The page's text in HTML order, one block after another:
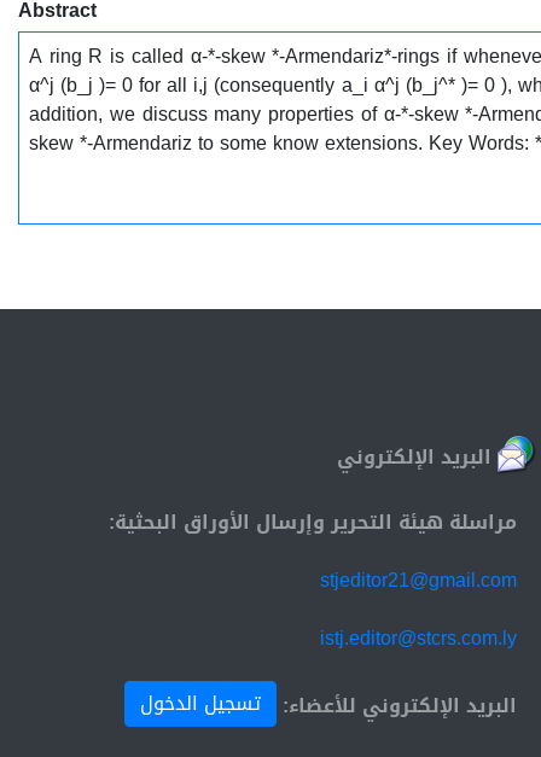
Abstract
A ring R is called α-*-skew *-Armendariz*-rings if
α^j (b_j )= 0 for all i,j (consequently a_i α^j (b_j^* )= 0 ),
addition, we discuss many properties of α-*-skew *-
skew *-Armendariz to some know extensions. Key
البريد الإلكتروني
مراسلة هيئة التحرير وإرسال الأوراق البحثية:
stjeditor21@gmail.com
istj.editor@stcrs.com.ly
البريد الإلكتروني للأعضاء:
تسجيل الدخول